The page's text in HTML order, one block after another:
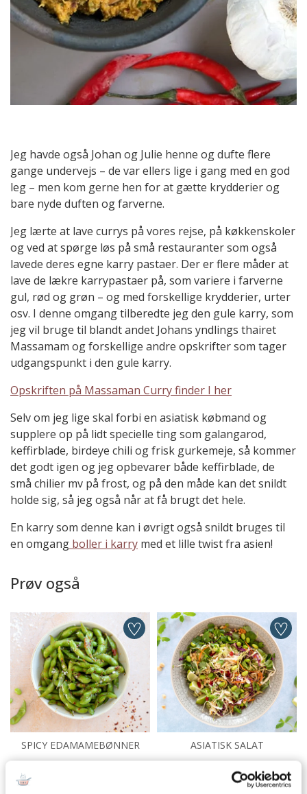
Jeg havde også Johan og Julie henne og dufte flere
gange undervejs – de var ellers lige i gang med en god
leg – men kom gerne hen for at gætte krydderier og
bare nyde duften og farverne.
Jeg lærte at lave currys på vores rejse, på køkkenskoler
og ved at spørge løs på små restauranter som også
lavede deres egne karry pastaer. Der er flere måder at
lave de lækre karrypastaer på, som variere i farverne
gul, rød og grøn – og med forskellige krydderier, urter
osv. I denne omgang tilberedte jeg den gule karry, som
jeg vil bruge til blandt andet Johans yndlings thairet
Massamam og forskellige andre opskrifter som tager
udgangspunkt i den gule karry.
Opskriften på Massaman Curry finder I her
Selv om jeg lige skal forbi en asiatisk købmand og
supplere op på lidt specielle ting som galangarod,
keffirblade, birdeye chili og frisk gurkemeje, så kommer
det godt igen og jeg opbevarer både keffirblade, de
små chilier mv på frost, og på den måde kan det snildt
holde sig, så jeg også når at få brugt det hele.
En karry som denne kan i øvrigt også snildt bruges til
en omgang boller i karry med et lille twist fra asien!
Prøv også
SPICY EDAMAMEBØNNER ASIATISK SALAT